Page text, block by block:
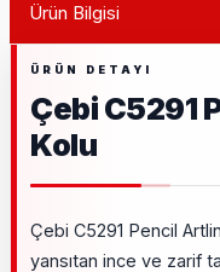
Ürün Bilgisi
Çebi C5291
Kolu
Çebi C5291 Pencil
yansıtan ince ve zarif